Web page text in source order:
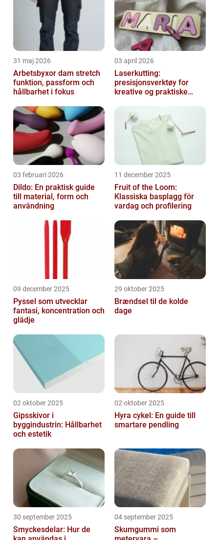
den...
31 maj 2026
Arbetsbyxor dam stretch
funktion, passform och
hållbarhet i fokus
03 april 2026
Laserkutting:
presisjonsverktøy for
kreative og praktiske
03 februari 2026
Dildo: En praktisk guide
till material, form och
användning
11 december 2025
Fruit of the Loom:
Klassiska basplagg för
vardag och profilering
09 december 2025
Pyssel som utvecklar
fantasi, koncentration och
glädje
29 oktober 2025
Brændsel til de kolde
dage
02 oktober 2025
Gipsskivor i
byggindustrin: Hållbarhet
och estetik
02 oktober 2025
Hyra cykel: En guide till
smartare pendling
30 september 2025
Smyckesdelar: Hur de
04 september 2025
Skumgummi som